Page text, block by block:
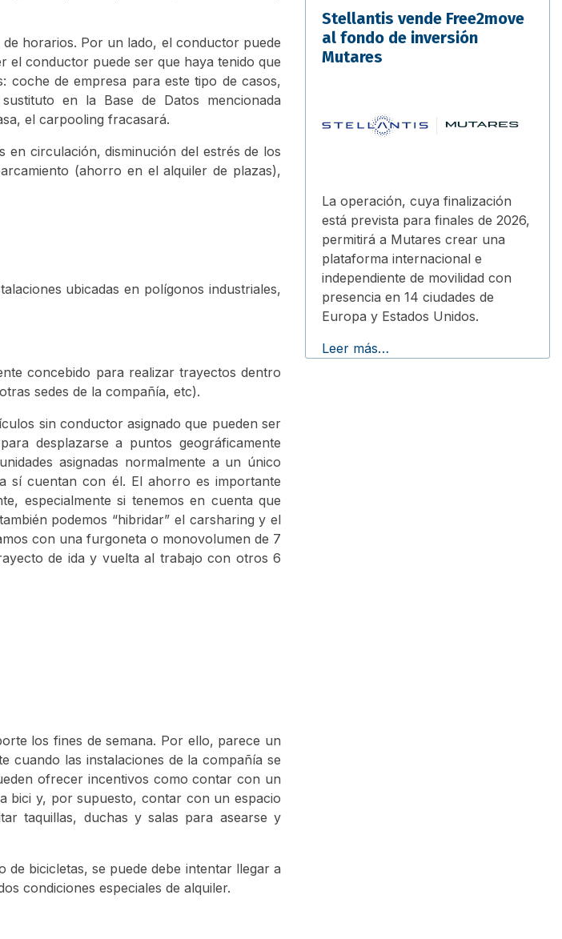
horarios. Por un lado, el conductor puede
conductor puede ser que haya tenido que
coche de empresa para este tipo de casos,
en la Base de Datos mencionada
el carpooling fracasará.
circulación, disminución del estrés de los
(ahorro en el alquiler de plazas),
ubicadas en polígonos industriales,
concebido para realizar trayectos dentro
sedes de la compañía, etc).
sin conductor asignado que pueden ser
desplazarse a puntos geográficamente
asignadas normalmente a un único
sí cuentan con él. El ahorro es importante
especialmente si tenemos en cuenta que
podemos “hibridar” el carsharing y el
con una furgoneta o monovolumen de 7
de ida y vuelta al trabajo con otros 6
los fines de semana. Por ello, parece un
cuando las instalaciones de la compañía se
ofrecer incentivos como contar con un
bici y, por supuesto, contar con un espacio
taquillas, duchas y salas para asearse y
bicicletas, se puede debe intentar llegar a
condiciones especiales de alquiler.
Stellantis vende Free2move
al fondo de inversión
Mutares
La operación, cuya finalización
está prevista para finales de 2026,
permitirá a Mutares crear una
plataforma internacional e
independiente de movilidad con
presencia en 14 ciudades de
Europa y Estados Unidos.
Leer más…